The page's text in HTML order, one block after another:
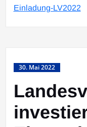
Einladung-LV2022
30. Mai 2022